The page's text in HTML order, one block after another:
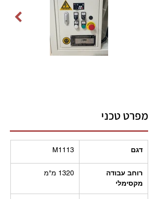
מפרט טכני
דגם M1113
רוחב עבודה
מקסימלי
1320 מ"מ